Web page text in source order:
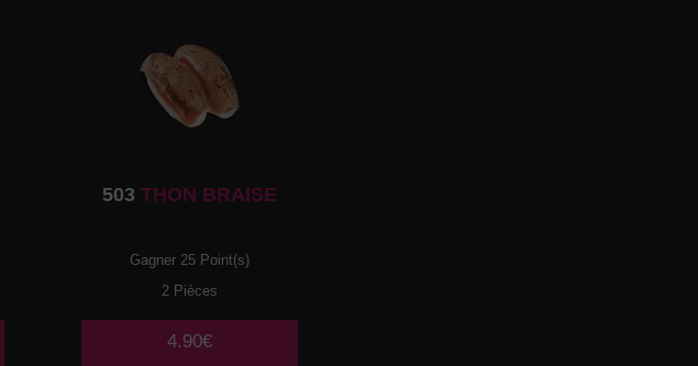
503 THON BRAISE
Gagner 25 Point(s)
2 Pièces
4.90€